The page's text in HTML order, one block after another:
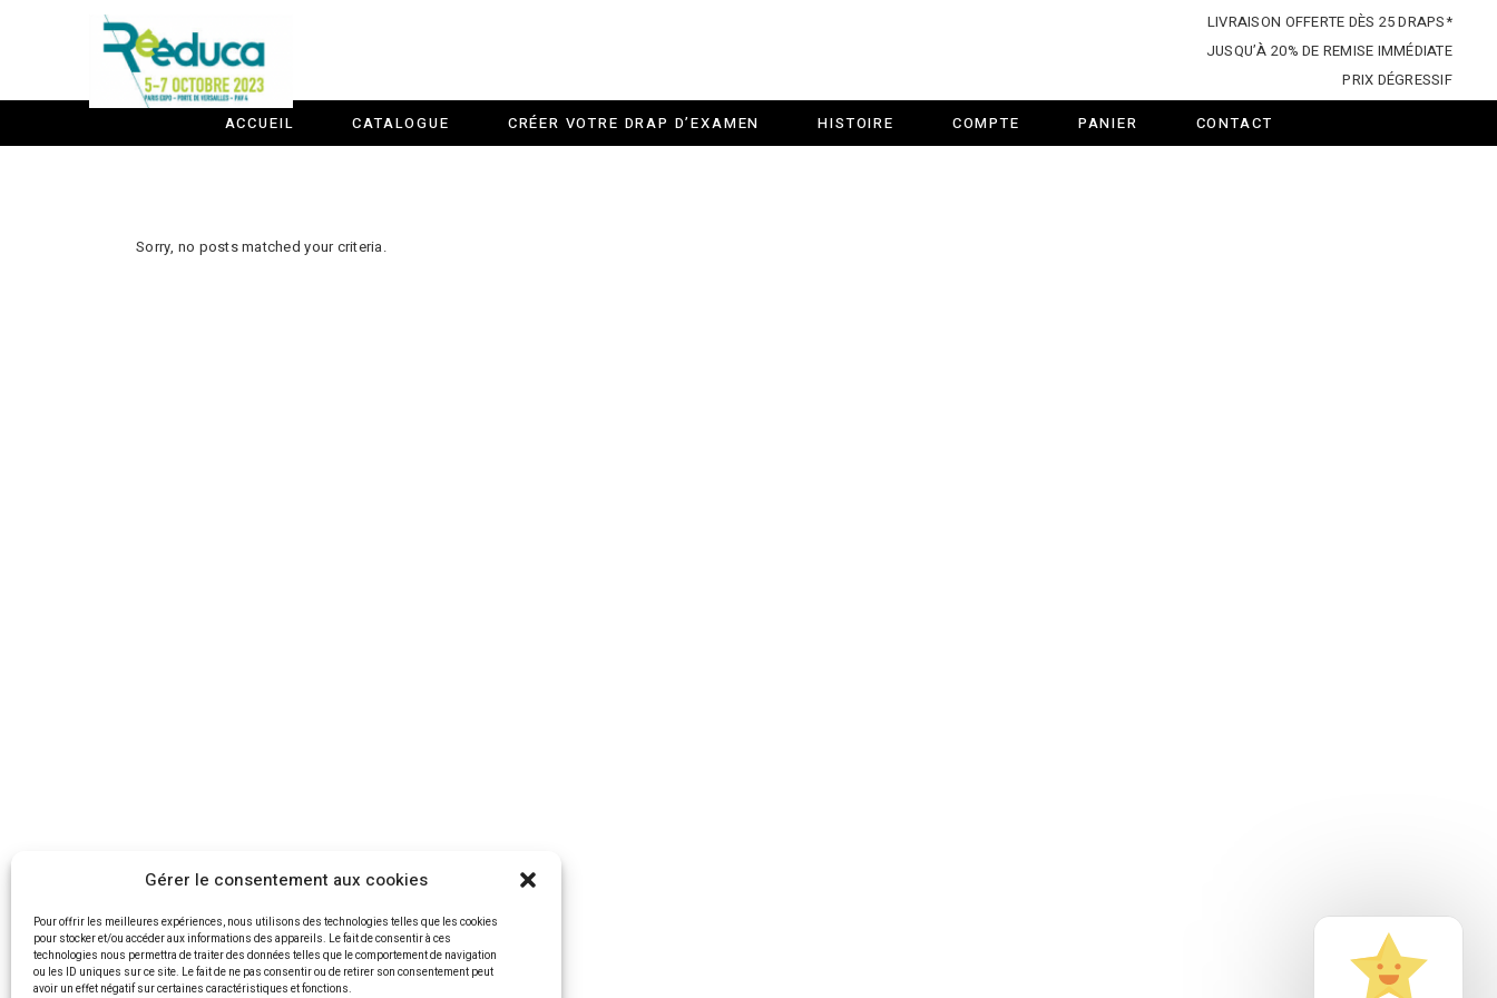
Gérer le consentement aux cookies
Pour offrir les meilleures expériences, nous utilisons des technologies telles que les cookies
pour stocker et/ou accéder aux informations des appareils. Le fait de consentir à ces
technologies nous permettra de traiter des données telles que le comportement de navigation
ou les ID uniques sur ce site. Le fait de ne pas consentir ou de retirer son consentement peut
avoir un effet négatif sur certaines caractéristiques et fonctions.
LIVRAISON OFFERTE DÈS 25 DRAPS*
JUSQU’À 20% DE REMISE IMMÉDIATE
PRIX DÉGRESSIF
ACCUEIL CATALOGUE CRÉER VOTRE DRAP D’EXAMEN HISTOIRE COMPTE PANIER CONTACT
Sorry, no posts matched your criteria.